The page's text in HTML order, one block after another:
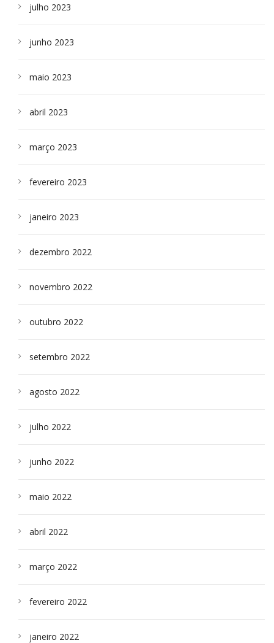
julho 2023
junho 2023
maio 2023
abril 2023
março 2023
fevereiro 2023
janeiro 2023
dezembro 2022
novembro 2022
outubro 2022
setembro 2022
agosto 2022
julho 2022
junho 2022
maio 2022
abril 2022
março 2022
fevereiro 2022
janeiro 2022